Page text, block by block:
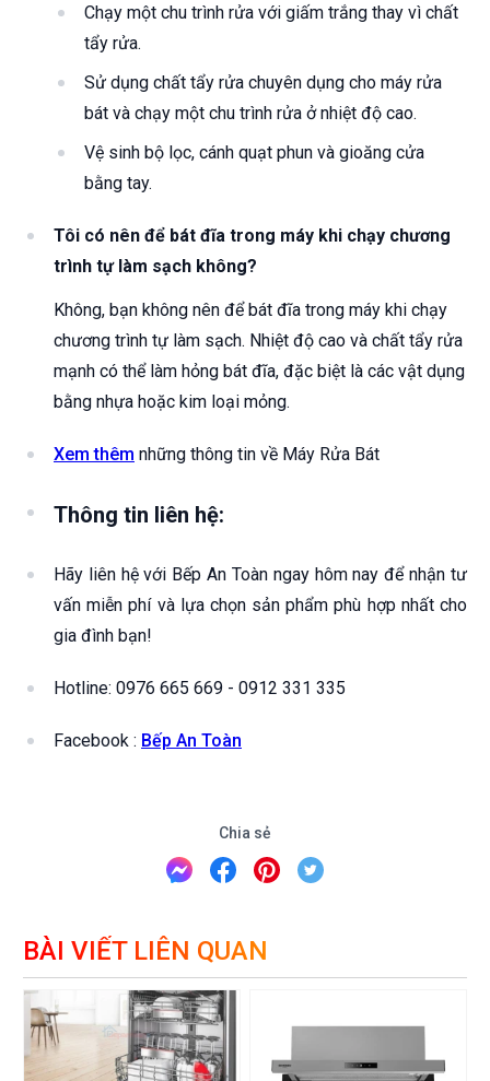
Chạy một chu trình rửa với giấm trắng thay vì chất
tẩy rửa.
Sử dụng chất tẩy rửa chuyên dụng cho máy rửa
bát và chạy một chu trình rửa ở nhiệt độ cao.
Vệ sinh bộ lọc, cánh quạt phun và gioăng cửa
bằng tay.
Tôi có nên để bát đĩa trong máy khi chạy chương
trình tự làm sạch không?
Không, bạn không nên để bát đĩa trong máy khi chạy
chương trình tự làm sạch. Nhiệt độ cao và chất tẩy rửa
mạnh có thể làm hỏng bát đĩa, đặc biệt là các vật dụng
bằng nhựa hoặc kim loại mỏng.
Xem thêm những thông tin về Máy Rửa Bát
Thông tin liên hệ:
Hãy liên hệ với Bếp An Toàn ngay hôm nay để nhận tư
vấn miễn phí và lựa chọn sản phẩm phù hợp nhất cho
gia đình bạn!
Hotline: 0976 665 669 - 0912 331 335
Facebook : Bếp An Toàn
Chia sẻ
BÀI VIẾT LIÊN QUAN